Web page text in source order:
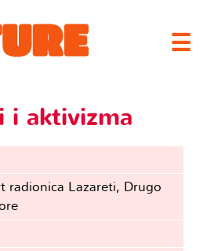
☰
i aktivizma
radionica Lazareti, Drugo